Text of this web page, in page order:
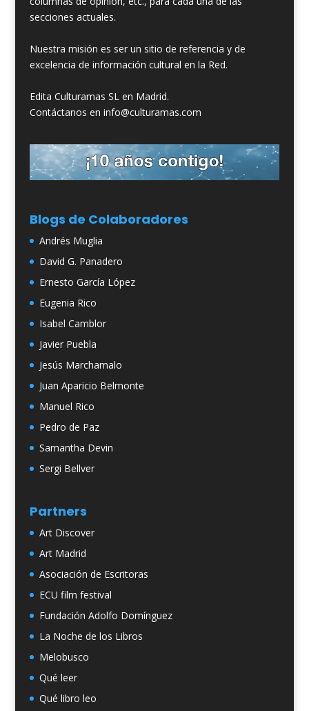
secciones actuales.
Nuestra misión es ser un sitio de referencia y de
excelencia de información cultural en la Red.
Edita Culturamas SL en Madrid.
Contáctanos en info@culturamas.com
Blogs de Colaboradores
Andrés Muglia
David G. Panadero
Ernesto García López
Eugenia Rico
Isabel Camblor
Javier Puebla
Jesús Marchamalo
Juan Aparicio Belmonte
Manuel Rico
Pedro de Paz
Samantha Devin
Sergi Bellver
Partners
Art Discover
Art Madrid
Asociación de Escritoras
ECU film festival
Fundación Adolfo Domínguez
La Noche de los Libros
Melobusco
Qué leer
Qué libro leo